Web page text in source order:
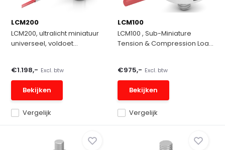
LCM200
LCM200, ultralicht miniatuur
universeel, voldoet...
Vergelijk
€1.198,- Excl. btw
Bekijken
LCM100
LCM100 , Sub-Miniature
Tension & Compression Loa...
Vergelijk
€975,- Excl. btw
Bekijken